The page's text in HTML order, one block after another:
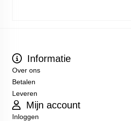
Informatie
Over ons
Betalen
Leveren
Mijn account
Inloggen